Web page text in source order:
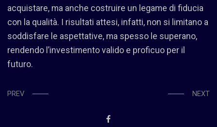
acquistare, ma anche costruire un legame di fiducia
con la qualità. I risultati attesi, infatti, non si limitano a
soddisfare le aspettative, ma spesso le superano,
rendendo l’investimento valido e proficuo per il
futuro.
PREV NEXT